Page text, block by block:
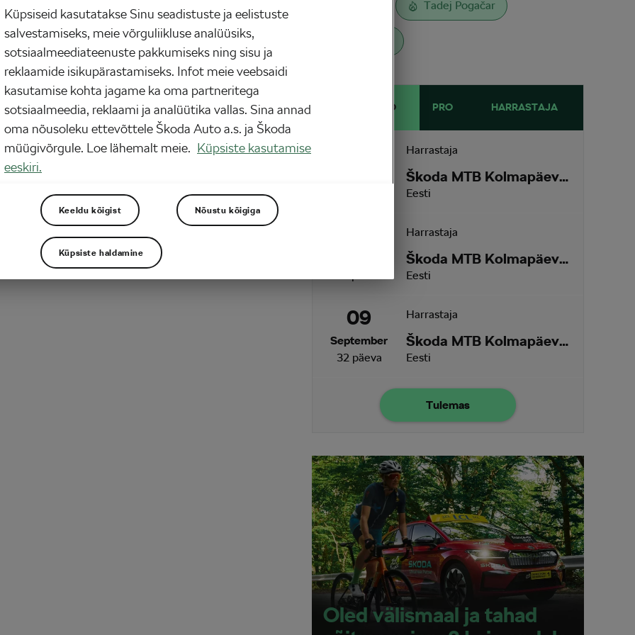
on saanud populaarseks rituaaliks sportlaste ja tervise huviliste seas. Kuid
tegelikult sinu kehas peale selle virgutava šoki? Ottawa Ülikooli uus uuring
sellele, kuidas korduv kokkupuude külmaga võib tugevdada sinu rakke ja
Tadej Pogačar
EESSEISVAD PRO HARRASTAJA
Harrastaja
Škoda MTB Kolmapäevak Pirita SKO Motors Spetsiaal
Eesti
Harrastaja
Škoda MTB Kolmapäevak Saku
Eesti
09
September
32 päeva
Harrastaja
Škoda MTB Kolmapäevak Ruu
Eesti
Tulemas
Oled välismaal ja tahad
Küpsiseid kasutatakse Sinu seadistuste ja eelistuste
salvestamiseks, meie võrguliikluse analüüsiks,
sotsiaalmeediateenuste pakkumiseks ning sisu ja
reklaamide isikupärastamiseks. Infot meie veebsaidi
kasutamise kohta jagame ka oma partneritega
sotsiaalmeedia, reklaami ja analüütika vallas. Sina annad
oma nõusoleku ettevõttele Škoda Auto a.s. ja Škoda
müügivõrgule. Loe lähemalt meie. Küpsiste kasutamise
eeskiri.
Keeldu kõigist Nõustu kõigiga
Küpsiste haldamine